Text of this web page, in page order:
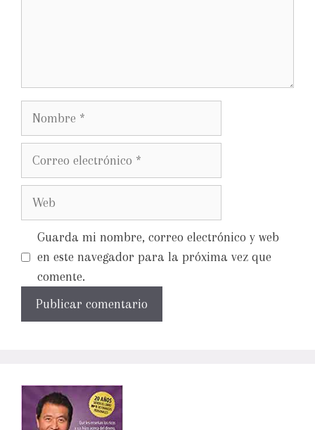
Guarda mi nombre, correo electrónico y web
en este navegador para la próxima vez que
comente.